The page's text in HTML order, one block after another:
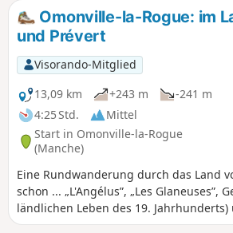
Omonville-la-Rogue: im
und Prévert
Visorando-Mitglied
13,09 km
+243 m
-241 m
4:25 Std.
Mittel
Start in Omonville-la-Rogue
(Manche)
Eine Rundwanderung durch das Land
schon ... „L'Angélus”, „Les Glaneuses”,
ländlichen Leben des 19. Jahrhunderts)
Typische Weiler und Dörfer des